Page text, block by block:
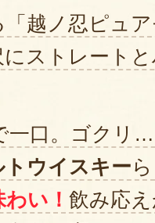
越ノ忍ピュ
ストレート
一口。ゴクリ
ウイスキー
い！ 飲み応